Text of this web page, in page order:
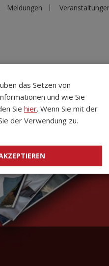
Meldungen
das Setzen von
und wie Sie
Sie hier. Wenn Sie mit der
der Verwendung zu.